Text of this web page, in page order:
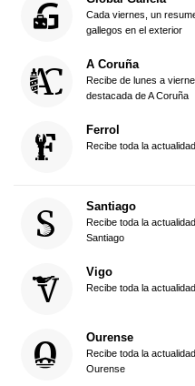
Cada viernes, un
gallegos en el exterior
A Coruña
Recibe de lunes a
destacada de A Coruña
Ferrol
Recibe toda la
Santiago
Recibe toda la
Santiago
Vigo
Recibe toda la
Ourense
Recibe toda la
Ourense